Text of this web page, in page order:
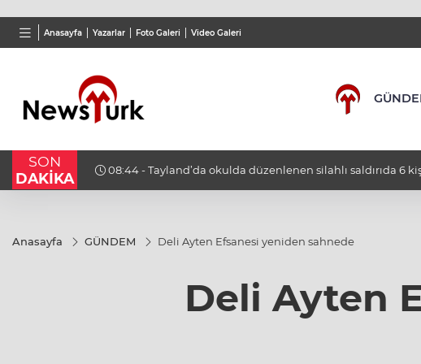
Anasayfa Yazarlar Foto Galeri Video Galeri
BGN
27,9743%-0,22
VND
0,0018%0,27
SON
DAKİKA
öldü, 15 08:18 - İsrail ordusu Kalendiya Mülteci Kampı'ndan çekildi,
Anasayfa GÜNDEM Deli Ayten Efsanesi yeniden sahnede
Deli Ayten